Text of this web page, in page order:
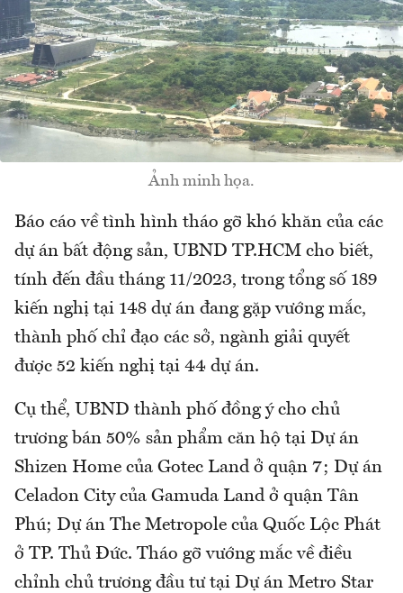
Ảnh minh họa.
Báo cáo về tình hình tháo gỡ khó khăn của các
dự án bất động sản, UBND TP.HCM cho biết,
tính đến đầu tháng 11/2023, trong tổng số 189
kiến nghị tại 148 dự án đang gặp vướng mắc,
thành phố chỉ đạo các sở, ngành giải quyết
được 52 kiến nghị tại 44 dự án.
Cụ thể, UBND thành phố đồng ý cho chủ
trương bán 50% sản phẩm căn hộ tại Dự án
Shizen Home của Gotec Land ở quận 7; Dự án
Celadon City của Gamuda Land ở quận Tân
Phú; Dự án The Metropole của Quốc Lộc Phát
ở TP. Thủ Đức. Tháo gỡ vướng mắc về điều
chỉnh chủ trương đầu tư tại Dự án Metro Star